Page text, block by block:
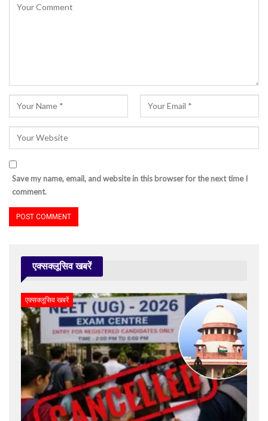
Save my name, email, and website in this browser for the next time I
comment.
एक्सक्लूसिव खबरें
एक्सक्लूसिव खबरें